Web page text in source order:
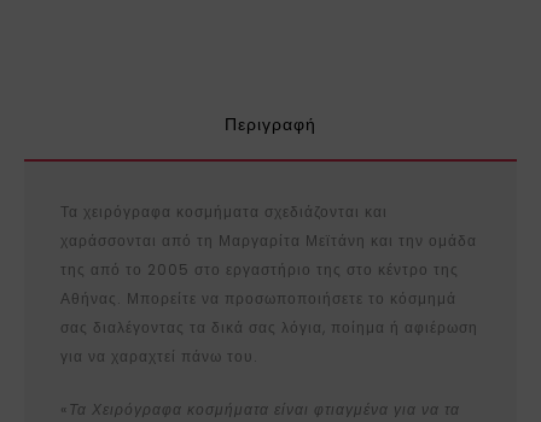
Περιγραφή
Τα χειρόγραφα κοσμήματα σχεδιάζονται και
χαράσσονται από τη Μαργαρίτα Μεϊτάνη και την ομάδα
της από το 2005 στο εργαστήριο της στο κέντρο της
Αθήνας. Μπορείτε να προσωποποιήσετε το κόσμημά
σας διαλέγοντας τα δικά σας λόγια, ποίημα ή αφιέρωση
για να χαραχτεί πάνω του.
« Τα Χειρόγραφα κοσμήματα είναι φτιαγμένα για να τα